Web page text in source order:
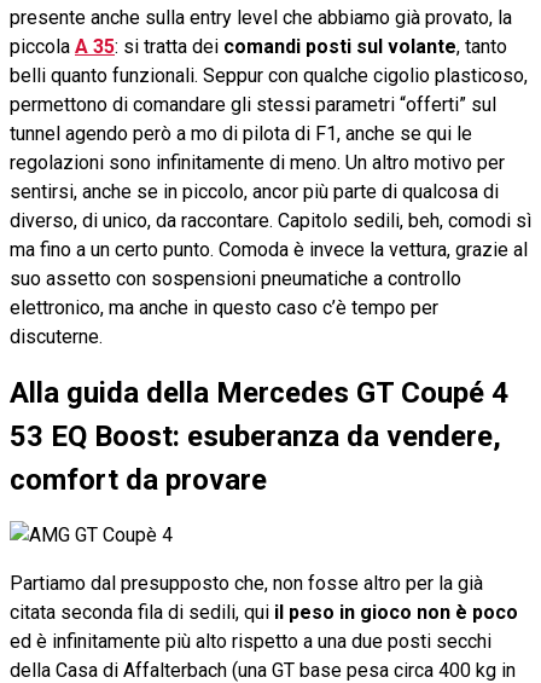
presente anche sulla entry level che abbiamo già provato, la
piccola A 35: si tratta dei comandi posti sul volante, tanto
belli quanto funzionali. Seppur con qualche cigolio plasticoso,
permettono di comandare gli stessi parametri “offerti” sul
tunnel agendo però a mo di pilota di F1, anche se qui le
regolazioni sono infinitamente di meno. Un altro motivo per
sentirsi, anche se in piccolo, ancor più parte di qualcosa di
diverso, di unico, da raccontare. Capitolo sedili, beh, comodi sì
ma fino a un certo punto. Comoda è invece la vettura, grazie al
suo assetto con sospensioni pneumatiche a controllo
elettronico, ma anche in questo caso c’è tempo per
discuterne.
Alla guida della Mercedes GT Coupé 4
53 EQ Boost: esuberanza da vendere,
comfort da provare
Partiamo dal presupposto che, non fosse altro per la già
citata seconda fila di sedili, qui il peso in gioco non è poco
ed è infinitamente più alto rispetto a una due posti secchi
della Casa di Affalterbach (una GT base pesa circa 400 kg in